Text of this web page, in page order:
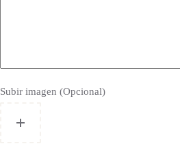
Subir imagen (Opcional)